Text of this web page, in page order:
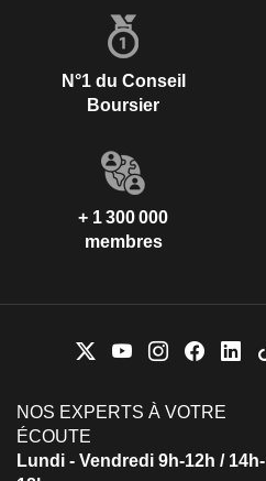
N°1 du Conseil
Boursier
+ 1 300 000
membres
NOS EXPERTS À VOTRE
ÉCOUTE
Lundi - Vendredi 9h-12h / 14h-